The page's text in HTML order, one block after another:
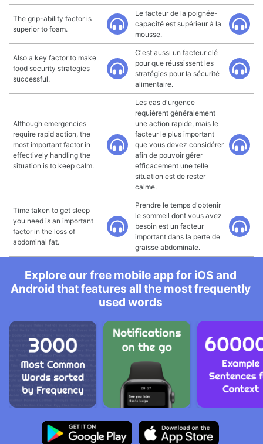
The grip-ability factor is
superior to foam.
Le facteur de la poignée-
capacité est supérieur à la
mousse.
Also a key factor to make
food security strategies
successful.
C'est aussi un facteur clé
pour que réussissent les
stratégies pour la sécurité
alimentaire.
Although emergencies
require rapid action, the
most important factor in
effectively handling the
situation is to keep calm.
Les cas d'urgence
requièrent généralement
une action rapide, mais le
facteur le plus important
que vous devez considérer
afin de pouvoir gérer
efficacement une telle
situation est de rester
calme.
Time taken to get sleep
you need is an important
factor in the loss of
abdominal fat.
Prendre le temps d'obtenir
le sommeil dont vous avez
besoin est un facteur
important dans la perte de
graisse abdominale.
Explore our free mobile app for iOS and
Android that features all the most frequently
used words